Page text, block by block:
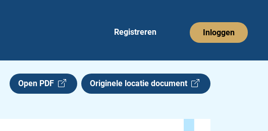
Registreren Inloggen
Open PDF Originele locatie document